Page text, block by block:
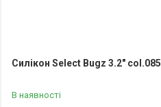
Силікон Select Bugz 3.2" col.085
В наявності